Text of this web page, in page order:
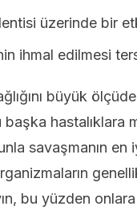
üzerinde bir
ihmal edilmesi
büyük
başka hastalıklara
savaşmanın en
bu yüzden